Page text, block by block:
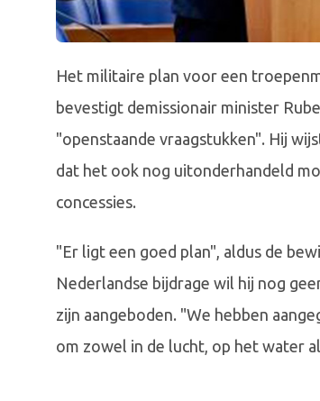
Het militaire plan voor een
bevestigt demissionair minister
"openstaande vraagstukken". Hij
dat het ook nog uitonderhandeld
concessies.
"Er ligt een goed plan", aldus de
Nederlandse bijdrage wil hij nog
zijn aangeboden. "We hebben
om zowel in de lucht, op het water